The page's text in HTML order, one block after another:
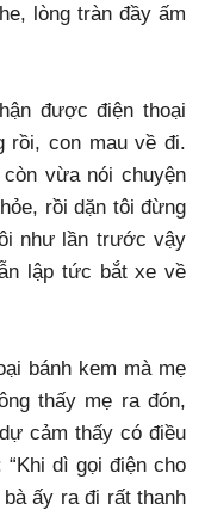
lòng tràn đầy ấm
được điện thoại
rồi, con mau về đi.
vừa nói chuyện
rồi dặn tôi đừng
như lần trước vậy
lập tức bắt xe về
bánh kem mà mẹ
thấy mẹ ra đón,
cảm thấy có điều
dì gọi điện cho
ấy ra đi rất thanh